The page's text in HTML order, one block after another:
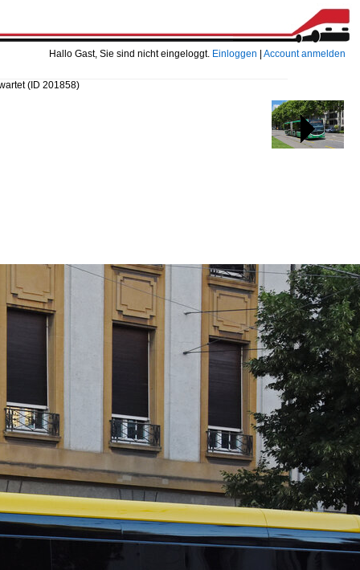
Hallo Gast, Sie sind nicht eingeloggt. Einloggen Account anmelden
(ID 201858)